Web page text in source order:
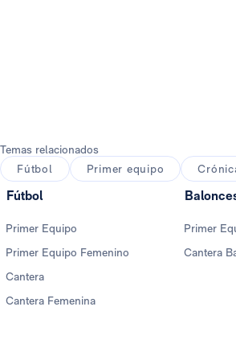
Temas relacionados
Fútbol
Primer equipo
Fútbol
Primer Equipo
Primer Equipo Femenino
Cantera
Cantera Femenina
Primer
Cantera